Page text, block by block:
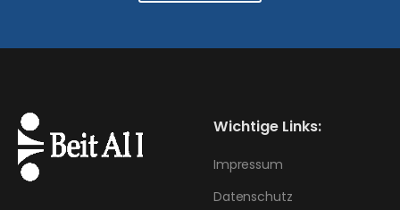
Wichtige Links:
Impressum
Datenschutz